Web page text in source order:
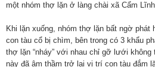
một nhóm thợ lặn ở làng chài xã Cẩm
Khi lặn xuống, nhóm thợ lặn bất ngờ
con tàu cổ bị chìm, bên trong có 3 khẩu
thợ lặn “nháy” với nhau chỉ gỡ lưới
này đã âm thầm trở lại vị trí con tàu đắm